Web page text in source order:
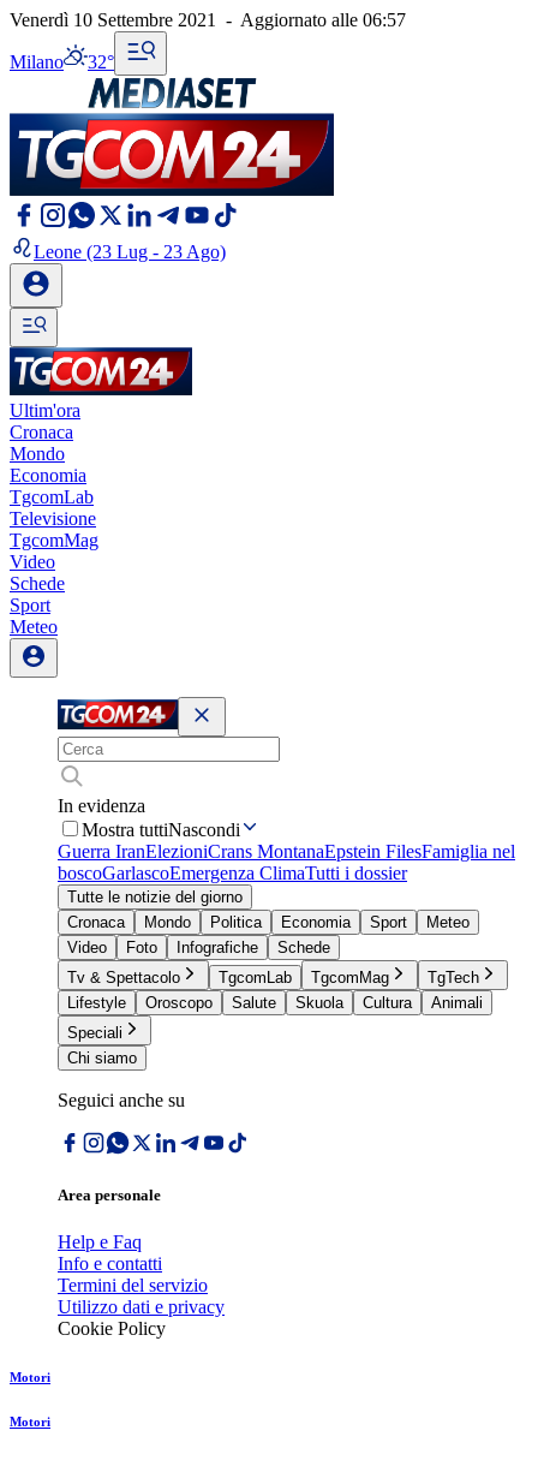
Venerdì 10 Settembre 2021 - Aggiornato alle 06:57
Milano 32°
Leone (23 Lug - 23 Ago)
Ultim'ora
Cronaca
Mondo
Economia
TgcomLab
Televisione
TgcomMag
Video
Schede
Sport
Meteo
In evidenza
Mostra tuttiNascondi
Guerra IranElezioniCrans MontanaEpstein FilesFamiglia nel
boscoGarlascoEmergenza ClimaTutti i dossier
Tutte le notizie del giorno
Cronaca
Mondo Politica Economia Sport
Meteo
Video
Foto Infografiche
Schede
Tv & Spettacolo
TgcomLab TgcomMag
TgTech
Lifestyle
Oroscopo Salute Skuola Cultura
Animali
Speciali
Chi siamo
Seguici anche su
Area personale
Help e Faq
Info e contatti
Termini del servizio
Utilizzo dati e privacy
Cookie Policy
Motori
Motori